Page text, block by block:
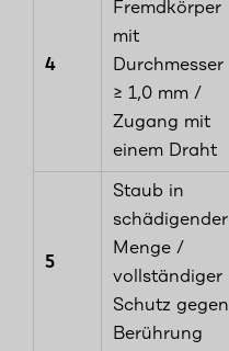
4
Fremdkörper
mit
Durchmesser
≥ 1,0 mm /
Zugang mit
einem Draht
5
Staub in
schädigender
Menge /
vollständiger
Schutz gegen
Berührung